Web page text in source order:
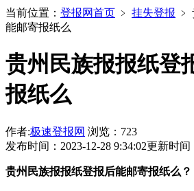
当前位置： 登报网首页 ﹥ 挂失登报 ﹥
能邮寄报纸么
贵州民族报报纸登
报纸么
作者:极速登报网 浏览：723
发布时间：2023-12-28 9:34:02更新时间
贵州民族报报纸登报后能邮寄报纸么？